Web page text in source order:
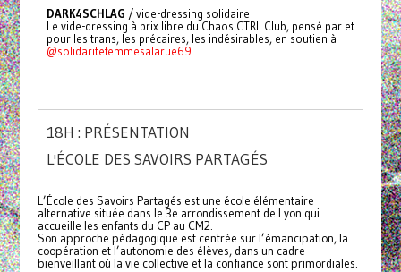
DARK4SCHLAG / vide-dressing solidaire
Le vide-dressing à prix libre du Chaos CTRL Club, pensé par et
pour les trans, les précaires, les indésirables, en soutien à
@solidaritefemmesalarue69
18H : PRÉSENTATION
L'ÉCOLE DES SAVOIRS PARTAGÉS
L’École des Savoirs Partagés est une école élémentaire
alternative située dans le 3e arrondissement de Lyon qui
accueille les enfants du CP au CM2.
Son approche pédagogique est centrée sur l’émancipation, la
coopération et l’autonomie des élèves, dans un cadre
bienveillant où la vie collective et la confiance sont primordiales.